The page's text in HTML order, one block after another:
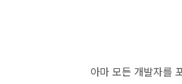
아마 모든 개발자를